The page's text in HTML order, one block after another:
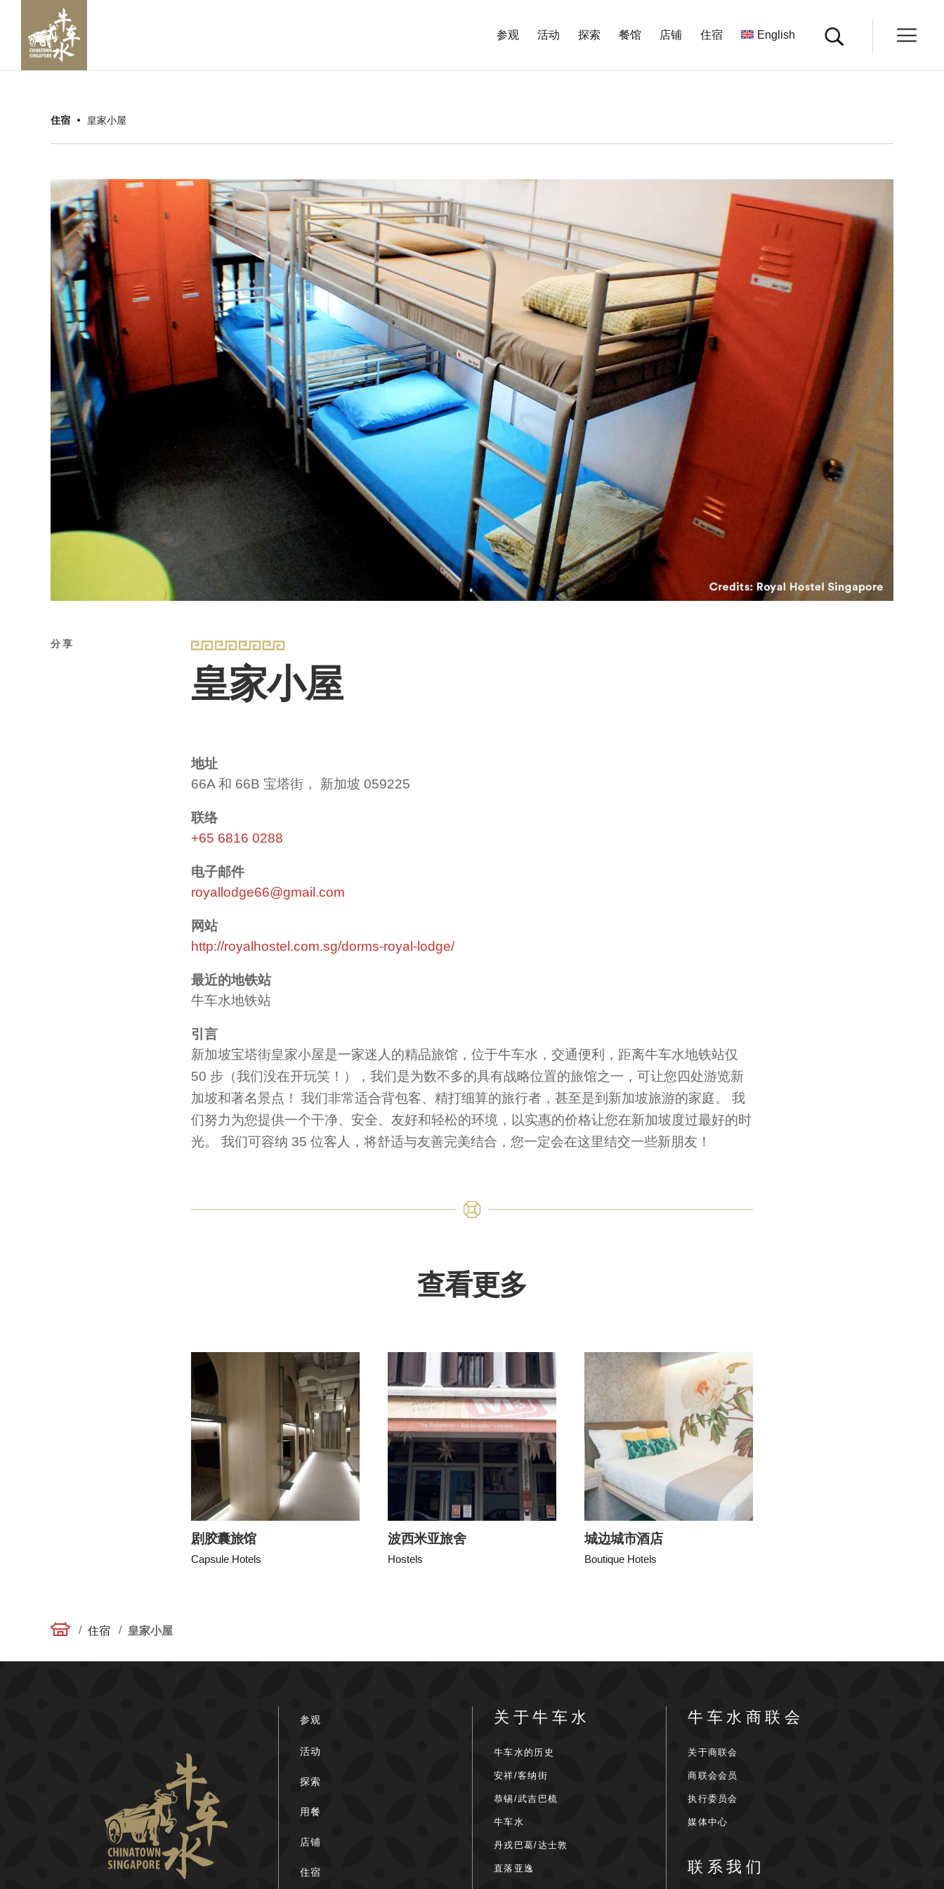
参观 活动 探索 餐馆 店铺 住宿 English
住宿 皇家小屋
皇家小屋
地址
66A 和 66B 宝塔街， 新加坡 059225
联络
+65 6816 0288
电子邮件
royallodge66@gmail.com
网站
http://royalhostel.com.sg/dorms-royal-lodge/
最近的地铁站
牛车水地铁站
引言
新加坡宝塔街皇家小屋是一家迷人的精品旅馆，位于牛车水，交通便利，距离牛车水地铁站仅
50 步（我们没在开玩笑！），我们是为数不多的具有战略位置的旅馆之一，可让您四处游览新
加坡和著名景点！ 我们非常适合背包客、精打细算的旅行者，甚至是到新加坡旅游的家庭。 我
们努力为您提供一个干净、安全、友好和轻松的环境，以实惠的价格让您在新加坡度过最好的时
光。 我们可容纳 35 位客人，将舒适与友善完美结合，您一定会在这里结交一些新朋友！
分享
查看更多
剧胶囊旅馆
Capsule Hotels
波西米亚旅舍
Hostels
城边城市酒店
Boutique Hotels
/ 住宿 / 皇家小屋
参观
活动
探索
用餐
店铺
住宿
关于牛车水
牛车水的历史
安祥/客纳街
恭锡/武吉巴梳
牛车水
丹戎巴葛/达士敦
直落亚逸
牛车水商联会
关于商联会
商联会会员
执行委员会
媒体中心
联系我们